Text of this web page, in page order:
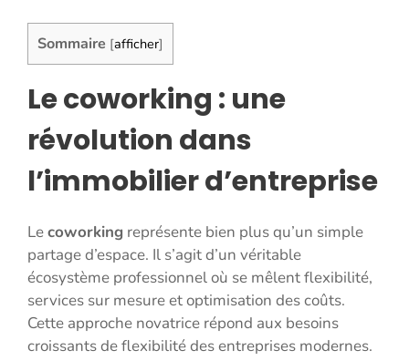
Sommaire [afficher]
Le coworking : une
révolution dans
l’immobilier d’entreprise
Lecoworking représente bien plus qu’un simple
partage d’espace. Il s’agit d’un véritable
écosystème professionnel où se mêlent flexibilité,
services sur mesure et optimisation des coûts.
Cette approche novatrice répond aux besoins
croissants de flexibilité des entreprises modernes.